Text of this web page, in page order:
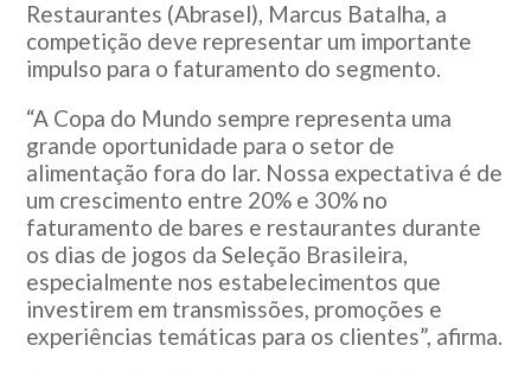
Restaurantes (Abrasel), Marcus Batalha, a
competição deve representar um importante
impulso para o faturamento do segmento.
“A Copa do Mundo sempre representa uma
grande oportunidade para o setor de
alimentação fora do lar. Nossa expectativa é de
um crescimento entre 20% e 30% no
faturamento de bares e restaurantes durante
os dias de jogos da Seleção Brasileira,
especialmente nos estabelecimentos que
investirem em transmissões, promoções e
experiências temáticas para os clientes”, afirma.